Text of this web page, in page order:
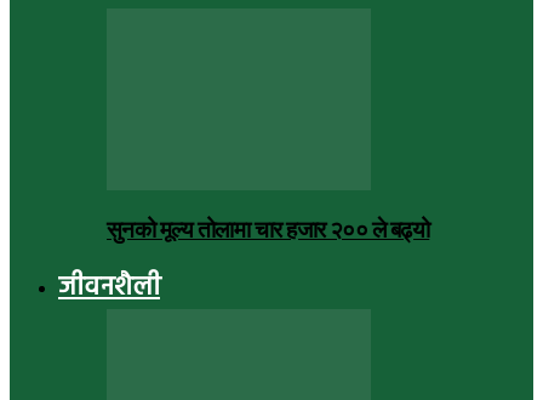
सुनको मूल्य तोलामा चार हजार २०० ले बढ्यो
जीवनशैली